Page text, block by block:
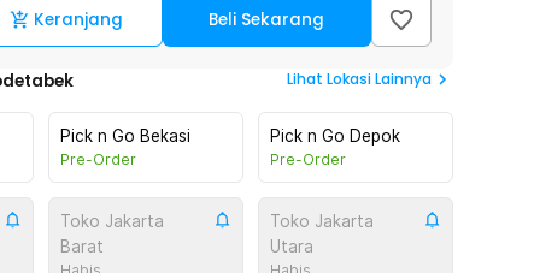
Keranjang Beli Sekarang
Lihat Lokasi Lainnya
Pick n Go Bekasi
Pre-Order
Pick n Go Depok
Pre-Order
Toko Jakarta
Barat
Toko Jakarta
Utara